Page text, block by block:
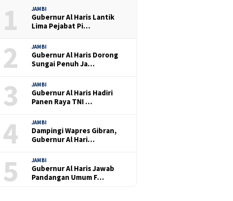
1 JAMBI
Gubernur Al Haris Lantik
Lima Pejabat Pi…
2 JAMBI
Gubernur Al Haris Dorong
Sungai Penuh Ja…
3 JAMBI
Gubernur Al Haris Hadiri
Panen Raya TNI …
4 JAMBI
Dampingi Wapres Gibran,
Gubernur Al Hari…
5 JAMBI
Gubernur Al Haris Jawab
Pandangan Umum F…